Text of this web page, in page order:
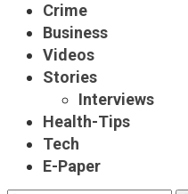
Crime
Business
Videos
Stories
Interviews
Health-Tips
Tech
E-Paper